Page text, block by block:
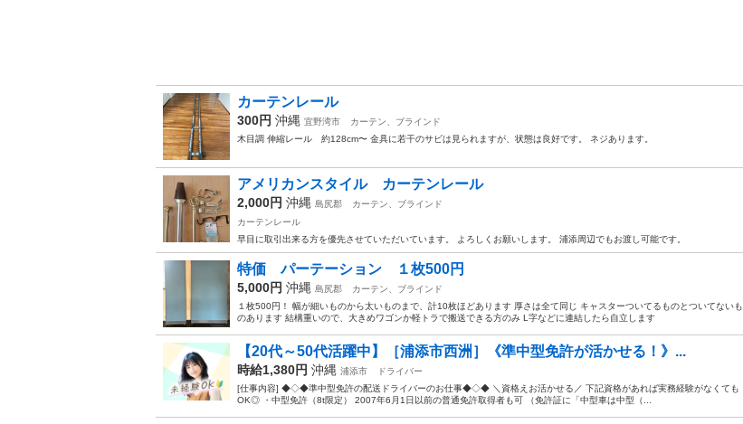
カーテンレール
300円 沖縄 宜野湾市
カーテン、ブラインド
木目調 伸縮レール 約128cm〜 金具に若干のサビは見られますが、状態は良好です。 ネジあります。
アメリカンスタイル カーテンレール
2,000円 沖縄 島尻郡
カーテン、ブラインド
カーテンレール
早目に取引出来る方を優先させていただいています。 よろしくお願いします。 浦添周辺でもお渡し可能です。
特価 パーテーション １枚500円
5,000円 沖縄 島尻郡
カーテン、ブラインド
１枚500円！ 幅が細いものから太いものまで、計10枚ほどあります 厚さは全て同じ キャスターついてるものとついてないも
のあります 結構重いので、大きめワゴンか軽トラで搬送できる方のみ L字などに連結したら自立します
【20代～50代活躍中】［浦添市西洲］《準中型免許が活かせる！》...
時給1,380円 沖縄 浦添市
ドライバー
[仕事内容] ◆◇◆準中型免許の配送ドライバーのお仕事◆◇◆ ＼資格えお活かせる／ 下記資格があれば実務経験がなくても
OK◎ ・中型免許（8t限定） 2007年6月1日以前の普通免許取得者も可 （免許証に「中型車は中型（...